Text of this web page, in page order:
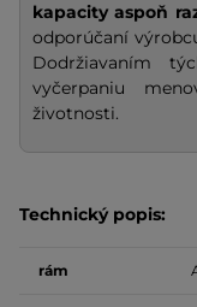
kapacity aspoň
odporúčaní
Dodržiavaním
vyčerpaniu
životnosti.
Technický popis:
rám